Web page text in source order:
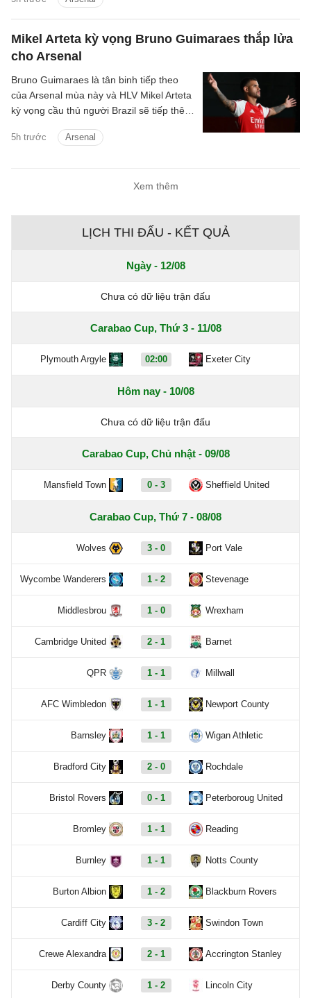
Mikel Arteta kỳ vọng Bruno Guimaraes thắp lửa
cho Arsenal
5h trước Arsenal
Bruno Guimaraes là tân binh tiếp theo
của Arsenal mùa này và HLV Mikel Arteta
kỳ vọng cầu thủ người Brazil sẽ tiếp thêm
Xem thêm
LỊCH THI ĐẤU - KẾT QUẢ
Ngày - 12/08
Chưa có dữ liệu trận đấu
Carabao Cup, Thứ 3 - 11/08
Plymouth Argyle 02:00 Exeter City
Hôm nay - 10/08
Chưa có dữ liệu trận đấu
Carabao Cup, Chủ nhật - 09/08
Mansfield Town 0 - 3 Sheffield United
Carabao Cup, Thứ 7 - 08/08
Wolves 3 - 0 Port Vale
Wycombe Wanderers 1 - 2 Stevenage
Middlesbrou 1 - 0 Wrexham
Cambridge United 2 - 1 Barnet
QPR 1 - 1 Millwall
AFC Wimbledon 1 - 1 Newport County
Barnsley 1 - 1 Wigan Athletic
Bradford City 2 - 0 Rochdale
Bristol Rovers 0 - 1 Peterboroug United
Bromley 1 - 1 Reading
Burnley 1 - 1 Notts County
Burton Albion 1 - 2 Blackburn Rovers
Cardiff City 3 - 2 Swindon Town
Crewe Alexandra 2 - 1 Accrington Stanley
Derby County 1 - 2 Lincoln City